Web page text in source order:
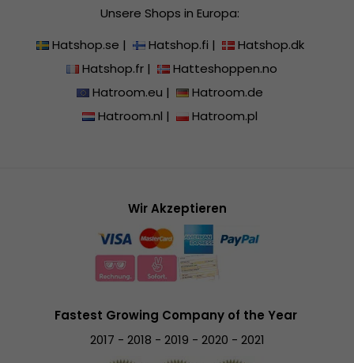
Unsere Shops in Europa:
Hatshop.se | Hatshop.fi |
Hatshop.dk
Hatshop.fr|
Hatteshoppen.no
Hatroom.eu |
Hatroom.de
Hatroom.nl | Hatroom.pl
Wir Akzeptieren
Fastest Growing Company of the Year
2017 - 2018 - 2019 - 2020 - 2021